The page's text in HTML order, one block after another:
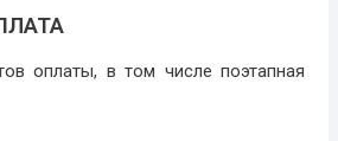
оплаты, в том числе поэтапная